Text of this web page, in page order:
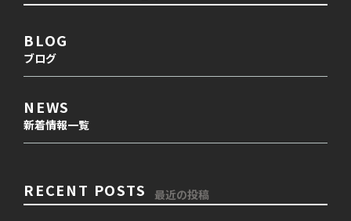
BLOG
ブログ
NEWS
新着情報一覧
RECENT POSTS 最近の投稿